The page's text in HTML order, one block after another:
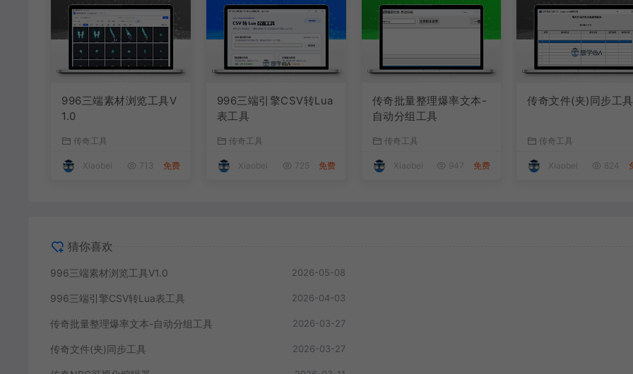
996三端素材浏览工具V
1.0
传奇工具
Xiaobei 713 免费
996三端引擎CSV转Lua
表工具
传奇工具
Xiaobei 725 免费
传奇批量整理爆率文本-
自动分组工具
传奇工具
Xiaobei 947 免费
传奇文件(夹)同步工具
传奇工具
Xiaobei 824
猜你喜欢
996三端素材浏览工具V1.0 2026-05-08
996三端引擎CSV转Lua表工具 2026-04-03
传奇批量整理爆率文本-自动分组工具 2026-03-27
传奇文件(夹)同步工具 2026-03-27